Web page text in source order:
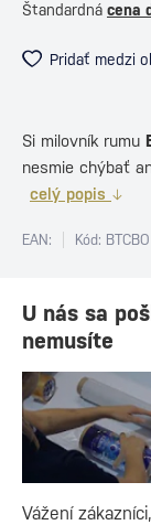
Štandardná cena
Pridať medzi
Si milovník rumu
nesmie chýbať
celý popis
EAN: Kód: BTCBO
U nás sa
nemusíte
Vážení